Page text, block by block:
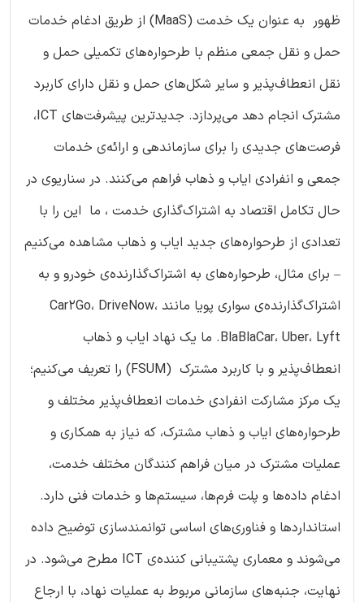
ظهور به عنوان یک خدمت (MaaS) از طریق ادغام خدمات
حمل و نقل جمعی منظم با طرحواره‌های تکمیلی حمل و
نقل انعطاف‌پذیر و سایر شکل‌های حمل و نقل دارای کاربرد
مشترک انجام دهد می‌پردازد. جدیدترین پیشرفت‌های ICT،
فرصت‌های جدیدی را برای سازماندهی و ارائه‌ی خدمات
جمعی و انفرادی ایاب و ذهاب فراهم می‌کنند. در سناریوی در
حال تکامل اقتصاد به اشتراک‌گذاری خدمت ، ما این را با
تعدادی از طرحواره‌های جدید ایاب و ذهاب مشاهده می‌کنیم
– برای مثال، طرحواره‌های به اشتراک‌گذارنده‌ی خودرو و به
اشتراک‌گذارنده‌ی سواری پویا مانند Car2Go، DriveNow،
BlaBlaCar، Uber، Lyft. ما یک نهاد ایاب و ذهاب
انعطاف‌پذیر و با کاربرد مشترک (FSUM) را تعریف می‌کنیم؛
یک مرکز مشارکت انفرادی خدمات انعطاف‌پذیر مختلف و
طرحواره‌های ایاب و ذهاب مشترک، که نیاز به همکاری و
عملیات مشترک در میان فراهم کنندگان مختلف خدمت،
ادغام داده‌ها و پلت فرم‌ها، سیستم‌ها و خدمات فنی دارد.
استانداردها و فناوری‌های اساسی توانمندسازی توضیح داده
می‌شوند و معماری پشتیبانی کننده‌ی ICT مطرح می‌شود. در
نهایت، جنبه‌های سازمانی مربوط به عملیات نهاد، با ارجاع